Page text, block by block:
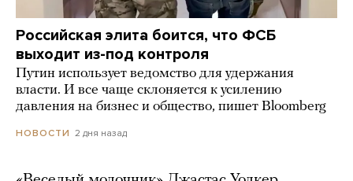
Российская элита боится, что ФСБ
выходит из-под контроля
Путин использует ведомство для удержания
власти. И все чаще склоняется к усилению
давления на бизнес и общество, пишет Bloomberg
НОВОСТИ 2 дня назад